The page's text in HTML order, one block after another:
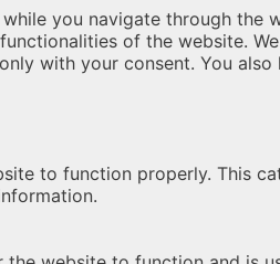
you navigate through
of the website.
with your consent. You
to function properly. This